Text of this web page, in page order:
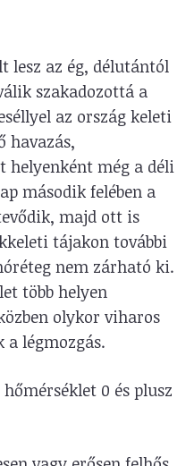
lesz az ég, délutántól
szakadozottá a
az ország keleti
havazás,
helyenként még a déli
második felében a
majd ott is
tájakon további
nem zárható ki.
több helyen
olykor viharos
a légmozgás.
0 és plusz